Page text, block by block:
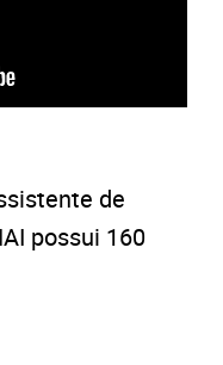
de
possui 160